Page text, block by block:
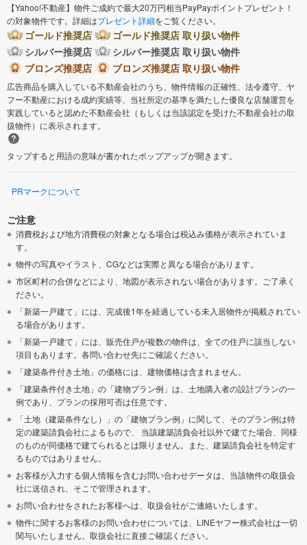
【Yahoo!不動産】物件ご成約で最大20万円相当PayPayポイントプレゼント！
の対象物件です。詳細はプレゼント詳細をご覧ください。
ゴールド推奨店
ゴールド推奨店 取り扱い物件
シルバー推奨店
シルバー推奨店 取り扱い物件
ブロンズ推奨店
ブロンズ推奨店 取り扱い物件
広告商品を購入している不動産会社のうち、物件情報の正確性、法令遵守、ヤ
フー不動産における成約実績等、当社所定の基準を満たした優良な店舗運営を
実践していると認めた不動産会社（もしくは当該認定を受けた不動産会社の取
扱物件）に表示されます。
タップすると用語の意味が書かれたポップアップが開きます。
PRマークについて
ご注意
消費税および地方消費税の対象となる場合は税込み価格が表示されていま
す。
物件の写真やイラスト、CGなどは実際と異なる場合があります。
市区町村の合併などにより、地図が表示されない場合があります。ご了承く
ださい。
「新築一戸建て」には、完成後1年を経過している未入居物件が掲載されてい
る場合があります。
「新築一戸建て」には、販売住戸が複数の物件は、全ての住戸に該当しない
項目もあります。各問い合わせ先にご確認ください。
「建築条件付き土地」の価格には、建物価格は含まれません。
「建築条件付き土地」の「建物プラン例」は、土地購入者の設計プランの一
例であり、プランの採用可否は任意です。
「土地（建築条件なし）」の「建物プラン例」に関して、そのプラン例は特
定の建築請負会社によるもので、 当該建築請負会社以外で建てた場合、同様
のものが同価格で建てられるとは限りません。また、建築請負会社を特定す
るものではありません。
お客様が入力する個人情報を含むお問い合わせデータは、当該物件の取扱会
社に送信され、そこで管理されます。
お問い合わせをされたお客様へは、取扱会社がご連絡いたします。
物件に関するお客様のお問い合わせについては、LINEヤフー株式会社は一切
関与いたしません。取扱会社に直接ご確認ください。